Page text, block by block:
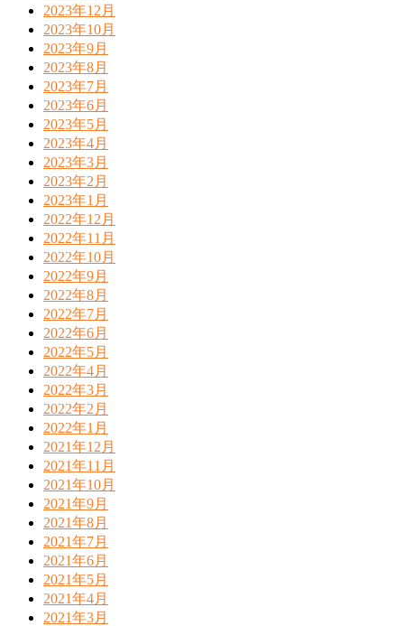
2023年12月
2023年10月
2023年9月
2023年8月
2023年7月
2023年6月
2023年5月
2023年4月
2023年3月
2023年2月
2023年1月
2022年12月
2022年11月
2022年10月
2022年9月
2022年8月
2022年7月
2022年6月
2022年5月
2022年4月
2022年3月
2022年2月
2022年1月
2021年12月
2021年11月
2021年10月
2021年9月
2021年8月
2021年7月
2021年6月
2021年5月
2021年4月
2021年3月